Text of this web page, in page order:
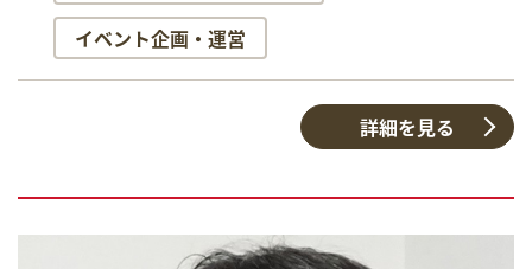
イベント企画・運営
詳細を見る